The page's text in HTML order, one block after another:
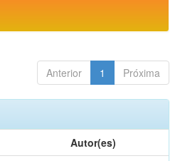
Anterior 1 Próxima
Autor(es)